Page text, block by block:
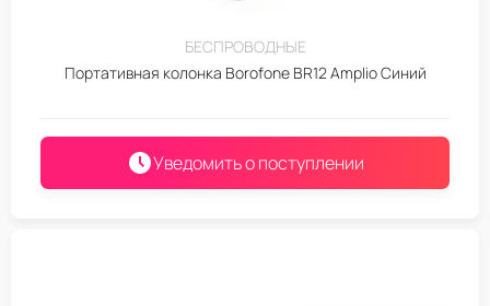
БЕСПРОВОДНЫЕ
Портативная колонка Borofone BR12 Amplio Синий
Уведомить о поступлении